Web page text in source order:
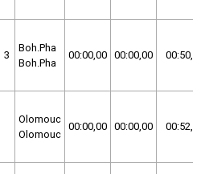
3
Boh.Pha
Boh.Pha
00:00,00 00:00,00 00:50,43
Olomouc
Olomouc
00:00,00 00:00,00 00:52,53